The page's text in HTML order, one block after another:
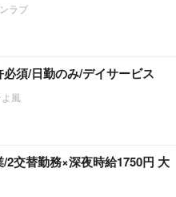
ラブ
必須/日勤のみ/デイサービス
風
2交替勤務×深夜時給1750円 大